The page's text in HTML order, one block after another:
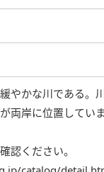
やかな川である。
両岸に位置していま
認ください。